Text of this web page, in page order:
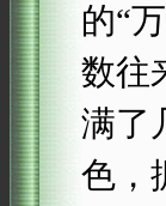
的“
数往
满了
色，